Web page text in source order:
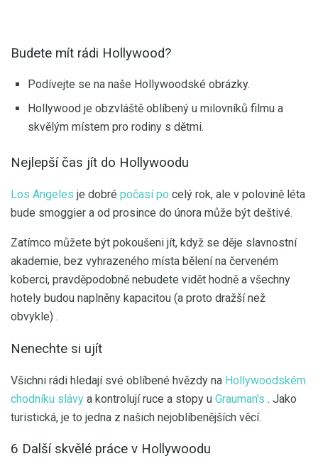
Budete mít rádi Hollywood?
Podívejte se na naše Hollywoodské obrázky.
Hollywood je obzvláště oblíbený u milovníků filmu a
skvělým místem pro rodiny s dětmi.
Nejlepší čas jít do Hollywoodu
Los Angeles je dobré počasí po celý rok, ale v polovině léta
bude smoggier a od prosince do února může být deštivé.
Zatímco můžete být pokoušeni jít, když se děje slavnostní
akademie, bez vyhrazeného místa bělení na červeném
koberci, pravděpodobně nebudete vidět hodně a všechny
hotely budou naplněny kapacitou (a proto dražší než
obvykle) .
Nenechte si ujít
Všichni rádi hledají své oblíbené hvězdy na Hollywoodském
chodníku slávy a kontrolují ruce a stopy u Grauman's . Jako
turistická, je to jedna z našich nejoblíbenějších věcí.
6 Další skvělé práce v Hollywoodu